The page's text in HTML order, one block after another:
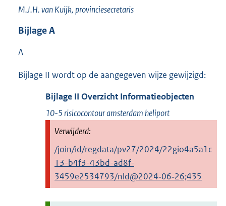
M.J.H. van Kuijk, provinciesecretaris
BijlageA
A
Bijlage II wordt op de aangegeven wijze gewijzigd:
Bijlage II Overzicht Informatieobjecten
10-5 risicocontour amsterdam heliport
/join/id/regdata/pv27/2024/22gio4a5a1c
13-b4f3-43bd-ad8f-
3459e2534793/nld@2024‑06‑26;435